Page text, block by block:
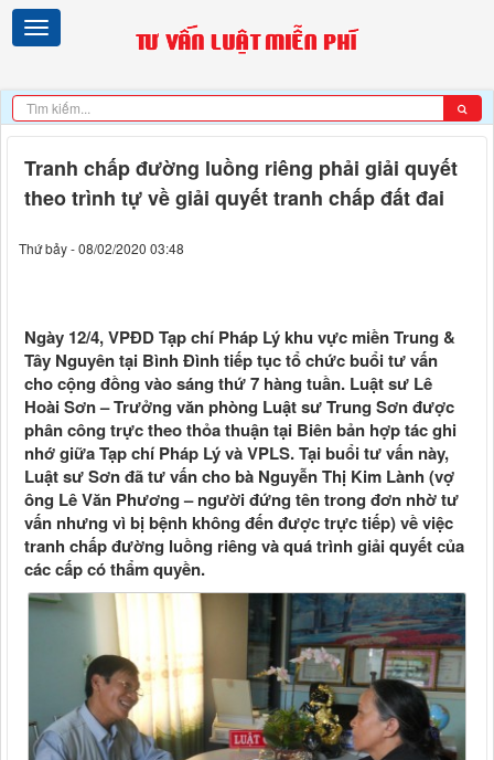
Tranh chấp đường luồng riêng phải giải quyết
theo trình tự về giải quyết tranh chấp đất đai
Thứ bảy - 08/02/2020 03:48
Ngày 12/4, VPĐD Tạp chí Pháp Lý khu vực miền Trung &
Tây Nguyên tại Bình Đình tiếp tục tổ chức buổi tư vấn
cho cộng đồng vào sáng thứ 7 hàng tuần. Luật sư Lê
Hoài Sơn – Trưởng văn phòng Luật sư Trung Sơn được
phân công trực theo thỏa thuận tại Biên bản hợp tác ghi
nhớ giữa Tạp chí Pháp Lý và VPLS. Tại buổi tư vấn này,
Luật sư Sơn đã tư vấn cho bà Nguyễn Thị Kim Lành (vợ
ông Lê Văn Phương – người đứng tên trong đơn nhờ tư
vấn nhưng vì bị bệnh không đến được trực tiếp) về việc
tranh chấp đường luồng riêng và quá trình giải quyết của
các cấp có thẩm quyền.